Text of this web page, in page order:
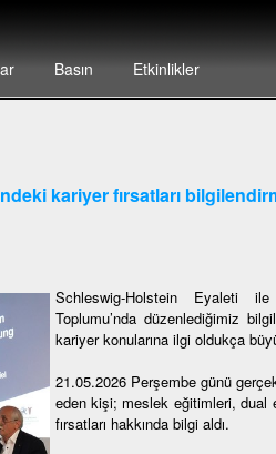
Basın Etkinlikler
kariyer fırsatları
Schleswig-Holstein Eyaleti
Toplumu’nda düzenlediğimiz
kariyer konularına ilgi oldukça
21.05.2026 Perşembe günü
eden kişi; meslek eğitimleri, dual
fırsatları hakkında bilgi aldı.